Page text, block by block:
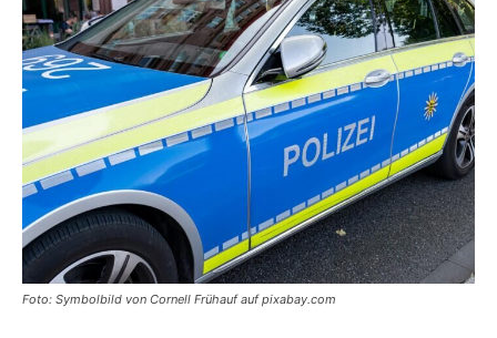
Foto: Symbolbild von Cornell Frühauf auf pixabay.com